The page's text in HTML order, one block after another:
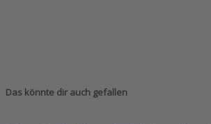
Das könnte dir auch gefallen